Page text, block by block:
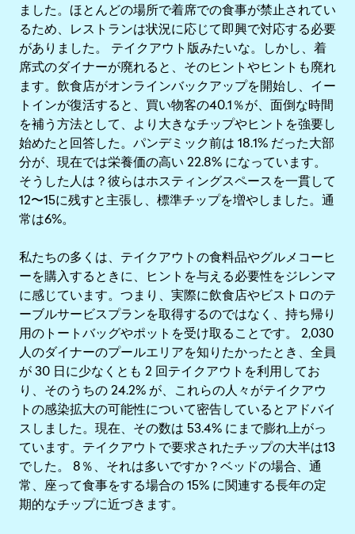
ました。ほとんどの場所で着席での食事が禁止されてい
るため、レストランは状況に応じて即興で対応する必要
がありました。 テイクアウト版みたいな。しかし、着
席式のダイナーが廃れると、そのヒントやヒントも廃れ
ます。飲食店がオンラインバックアップを開始し、イー
トインが復活すると、買い物客の40.1％が、面倒な時間
を補う方法として、より大きなチップやヒントを強要し
始めたと回答した。パンデミック前は 18.1% だった大部
分が、現在では栄養価の高い 22.8% になっています。
そうした人は？彼らはホスティングスペースを一貫して
12〜15に残すと主張し、標準チップを増やしました。通
常は6%。
私たちの多くは、テイクアウトの食料品やグルメコーヒ
ーを購入するときに、ヒントを与える必要性をジレンマ
に感じています。つまり、実際に飲食店やビストロのテ
ーブルサービスプランを取得するのではなく、持ち帰り
用のトートバッグやポットを受け取ることです。 2,030
人のダイナーのプールエリアを知りたかったとき、全員
が 30 日に少なくとも 2 回テイクアウトを利用してお
り、そのうちの 24.2% が、これらの人々がテイクアウ
トの感染拡大の可能性について密告しているとアドバイ
スしました。現在、その数は 53.4% にまで膨れ上がっ
ています。テイクアウトで要求されたチップの大半は13
でした。 8％、それは多いですか？ベッドの場合、通
常、座って食事をする場合の 15% に関連する長年の定
期的なチップに近づきます。